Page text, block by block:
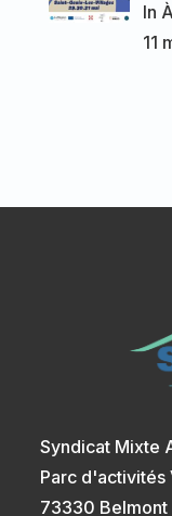
In
11
Syndicat Mixte
Parc d'activités
73330